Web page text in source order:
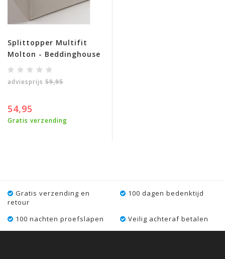
Splittopper Multifit
Molton - Beddinghouse
adviesprijs 59,95
54,95
Gratis verzending
Gratis verzending en
retour
100 dagen bedenktijd
100 nachten proefslapen Veilig achteraf betalen